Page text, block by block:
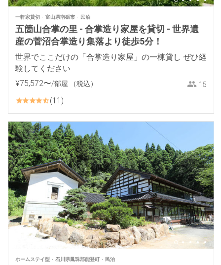
一軒家貸切 富山県南砺市 民泊
五箇山合掌の里 - 合掌造り家屋を貸切 - 世界遺
産の菅沼合掌造り集落より徒歩5分！
世界でここだけの「合掌造り家屋」の一棟貸し ぜひ経
験してください
¥75,572〜/部屋 （税込） 15
11
ホームステイ型 石川県鳳珠郡能登町 民泊